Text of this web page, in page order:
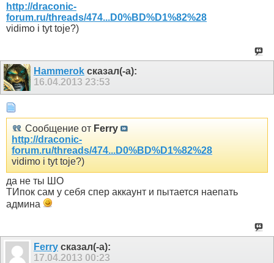
http://draconic-
forum.ru/threads/474...D0%BD%D1%82%28
vidimo i tyt toje?)
Hammerok сказал(-а):
16.04.2013 23:53
Сообщение от Ferry
http://draconic-
forum.ru/threads/474...D0%BD%D1%82%28
vidimo i tyt toje?)
да не ты ШО
ТИпок сам у себя спер аккаунт и пытается наепать
админа
Ferry сказал(-а):
17.04.2013 00:23